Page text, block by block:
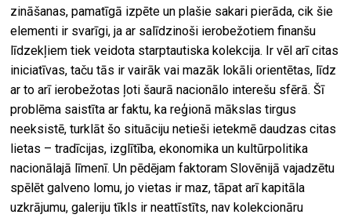
zināšanas, pamatīgā izpēte un plašie sakari pierāda, cik šie
elementi ir svarīgi, ja ar salīdzinoši ierobežotiem finanšu
līdzekļiem tiek veidota starptautiska kolekcija. Ir vēl arī citas
iniciatīvas, taču tās ir vairāk vai mazāk lokāli orientētas, līdz
ar to arī ierobežotas ļoti šaurā nacionālo interešu sfērā. Šī
problēma saistīta ar faktu, ka reģionā mākslas tirgus
neeksistē, turklāt šo situāciju netieši ietekmē daudzas citas
lietas – tradīcijas, izglītība, ekonomika un kultūrpolitika
nacionālajā līmenī. Un pēdējam faktoram Slovēnijā vajadzētu
spēlēt galveno lomu, jo vietas ir maz, tāpat arī kapitāla
uzkrājumu, galeriju tīkls ir neattīstīts, nav kolekcionāru